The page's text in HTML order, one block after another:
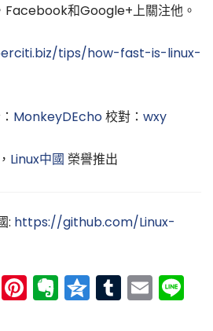
和Google+上關注他。
tips/how-fast-is-linux-
MonkeyDEcho校對： wxy
Linux中國 榮譽推出
: https://github.com/Linux-
WeChat
Pinterest
Evernote
Qzone
Tumblr